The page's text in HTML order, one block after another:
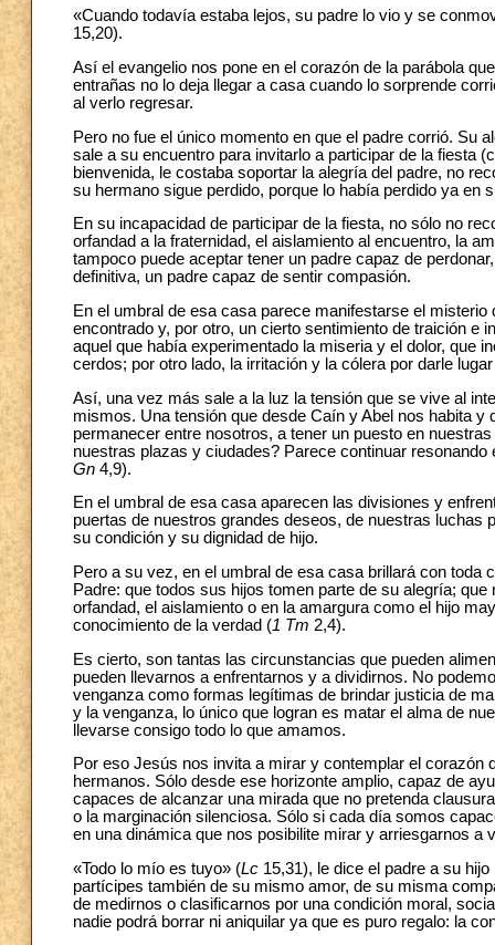
«Cuando todavía estaba lejos, su padre lo vio y se
15,20).
Así el evangelio nos pone en el corazón de la parábola
entrañas no lo deja llegar a casa cuando lo sorprende
al verlo regresar.
Pero no fue el único momento en que el padre corrió. Su
sale a su encuentro para invitarlo a participar de la fiesta
bienvenida, le costaba soportar la alegría del padre, no
su hermano sigue perdido, porque lo había perdido ya en
En su incapacidad de participar de la fiesta, no sólo no
orfandad a la fraternidad, el aislamiento al encuentro, la
tampoco puede aceptar tener un padre capaz de
definitiva, un padre capaz de sentir compasión.
En el umbral de esa casa parece manifestarse el
encontrado y, por otro, un cierto sentimiento de traición e
aquel que había experimentado la miseria y el dolor, que
cerdos; por otro lado, la irritación y la cólera por darle
Así, una vez más sale a la luz la tensión que se vive al
mismos. Una tensión que desde Caín y Abel nos habita
permanecer entre nosotros, a tener un puesto en
nuestras plazas y ciudades? Parece continuar
Gn 4,9).
En el umbral de esa casa aparecen las divisiones y
puertas de nuestros grandes deseos, de nuestras luchas
su condición y su dignidad de hijo.
Pero a su vez, en el umbral de esa casa brillará con toda
Padre: que todos sus hijos tomen parte de su alegría;
orfandad, el aislamiento o en la amargura como el hijo
conocimiento de la verdad (1 Tm 2,4).
Es cierto, son tantas las circunstancias que pueden
pueden llevarnos a enfrentarnos y a dividirnos. No
venganza como formas legítimas de brindar justicia de
y la venganza, lo único que logran es matar el alma de
llevarse consigo todo lo que amamos.
Por eso Jesús nos invita a mirar y contemplar el
hermanos. Sólo desde ese horizonte amplio, capaz de
capaces de alcanzar una mirada que no pretenda
o la marginación silenciosa. Sólo si cada día somos
en una dinámica que nos posibilite mirar y arriesgarnos
«Todo lo mío es tuyo» (Lc 15,31), le dice el padre a su
partícipes también de su mismo amor, de su misma
de medirnos o clasificarnos por una condición moral,
nadie podrá borrar ni aniquilar ya que es puro regalo: la